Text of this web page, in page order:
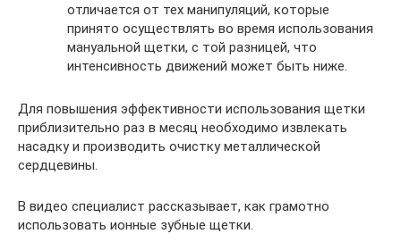
отличается от тех манипуляций, которые
принято осуществлять во время использования
мануальной щетки, с той разницей, что
интенсивность движений может быть ниже.
Для повышения эффективности использования щетки
приблизительно раз в месяц необходимо извлекать
насадку и производить очистку металлической
сердцевины.
В видео специалист рассказывает, как грамотно
использовать ионные зубные щетки.